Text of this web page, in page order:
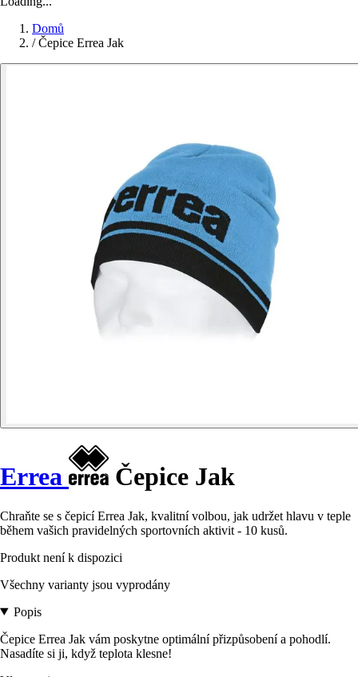
Domů
/ Čepice Errea Jak
Errea Čepice Jak
Chraňte se s čepicí Errea Jak, kvalitní volbou, jak udržet hlavu v teple
během vašich pravidelných sportovních aktivit - 10 kusů.
Produkt není k dispozici
Všechny varianty jsou vyprodány
Popis
Čepice Errea Jak vám poskytne optimální přizpůsobení a pohodlí.
Nasadíte si ji, když teplota klesne!